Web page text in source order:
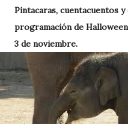
Pintacaras, cuentacuentos
programación de Halloween
3 de noviembre.